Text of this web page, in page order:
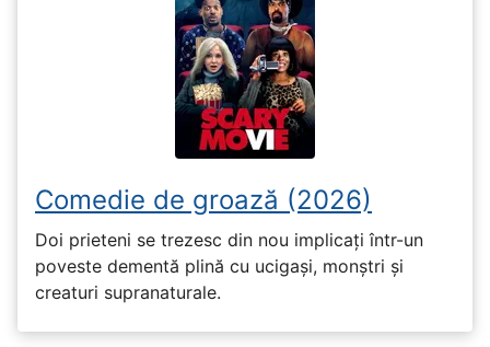
Comedie de groază (2026)
Doi prieteni se trezesc din nou implicați într-un
poveste dementă plină cu ucigași, monștri și
creaturi supranaturale.